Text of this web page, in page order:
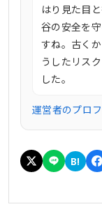
はり見た目
谷の安全を
すね。古く
うしたリス
した。
運営者のプロ
B!